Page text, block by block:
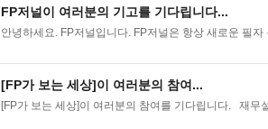
FP저널이 여러분의 기고를 기다립니다...
안녕하세요. FP저널입니다. FP저널은 항상 새로운 필
[FP가 보는 세상]이 여러분의 참여...
[FP가 보는 세상]이 여러분의 참여를 기다립니다. 재무